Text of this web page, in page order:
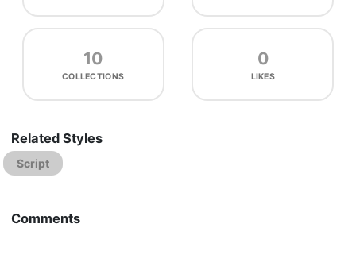
10
COLLECTIONS
0
LIKES
Related Styles
Script
Comments